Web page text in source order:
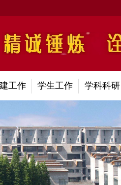
工作 学生工作 学科科研